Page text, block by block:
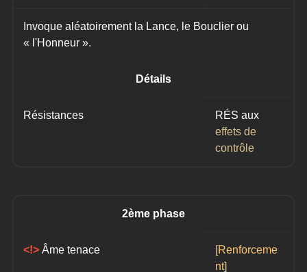
Invoque aléatoirement la Lance, le Bouclier ou
« l'Honneur ».
Détails
Résistances
RÉS aux
effets de
contrôle
2ème phase
<!> Âme tenace
[Renforceme
nt]